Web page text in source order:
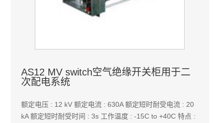
AS12 MV switch空气绝缘开关柜用于二
次配电系统
额定电压 : 12 kV 额定电流 : 630A 额定短时耐受电流 : 20
kA 额定短时耐受时间 : 3s 工作温度 : -15C to +40C 特点 :